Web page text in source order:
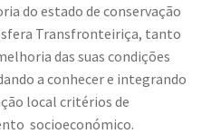
do estado de conservação
Transfronteiriça, tanto
das suas condições
a conhecer e integrando
local critérios de
socioeconómico.